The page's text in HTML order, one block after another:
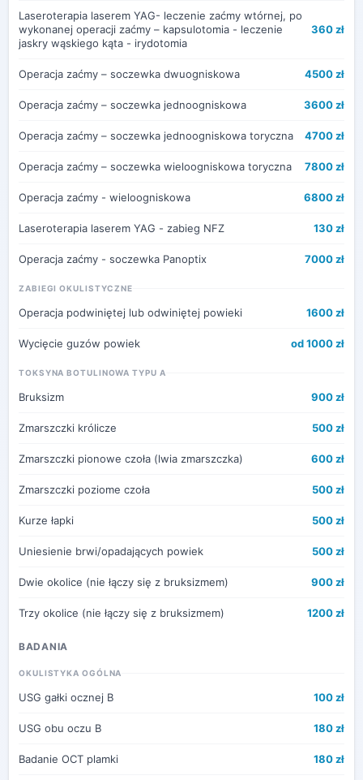
Laseroterapia laserem YAG- leczenie zaćmy wtórnej, po
wykonanej operacji zaćmy – kapsulotomia - leczenie
jaskry wąskiego kąta - irydotomia
360 zł
Operacja zaćmy – soczewka dwuogniskowa 4500 zł
Operacja zaćmy – soczewka jednoogniskowa 3600 zł
Operacja zaćmy – soczewka jednoogniskowa toryczna 4700 zł
Operacja zaćmy – soczewka wieloogniskowa toryczna 7800 zł
Operacja zaćmy - wieloogniskowa 6800 zł
Laseroterapia laserem YAG - zabieg NFZ 130 zł
Operacja zaćmy - soczewka Panoptix 7000 zł
ZABIEGI OKULISTYCZNE
Operacja podwiniętej lub odwiniętej powieki 1600 zł
Wycięcie guzów powiek od 1000 zł
TOKSYNA BOTULINOWA TYPU A
Bruksizm 900 zł
Zmarszczki królicze 500 zł
Zmarszczki pionowe czoła (lwia zmarszczka) 600 zł
Zmarszczki poziome czoła 500 zł
Kurze łapki 500 zł
Uniesienie brwi/opadających powiek 500 zł
Dwie okolice (nie łączy się z bruksizmem) 900 zł
Trzy okolice (nie łączy się z bruksizmem) 1200 zł
BADANIA
OKULISTYKA OGÓLNA
USG gałki ocznej B 100 zł
USG obu oczu B 180 zł
Badanie OCT plamki 180 zł